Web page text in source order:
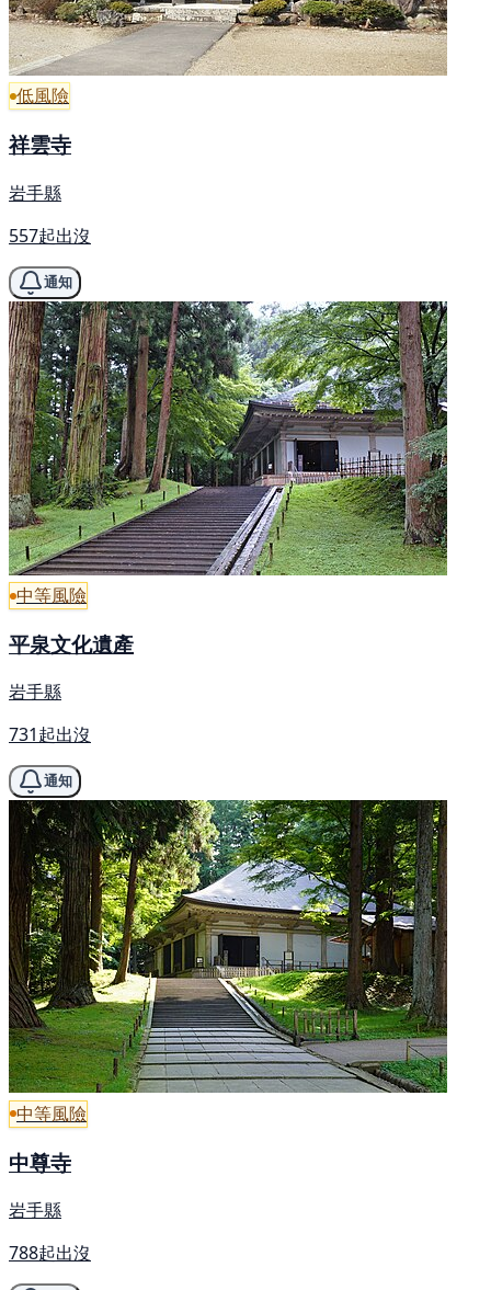
低風險
祥雲寺
岩手縣
557起出沒
通知
中等風險
平泉文化遺產
岩手縣
731起出沒
通知
中等風險
中尊寺
岩手縣
788起出沒